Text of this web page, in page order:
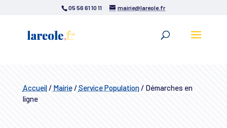
05 56 61 10 11 mairie@lareole.fr
Accueil/ Mairie/Service Population/Démarches en
ligne